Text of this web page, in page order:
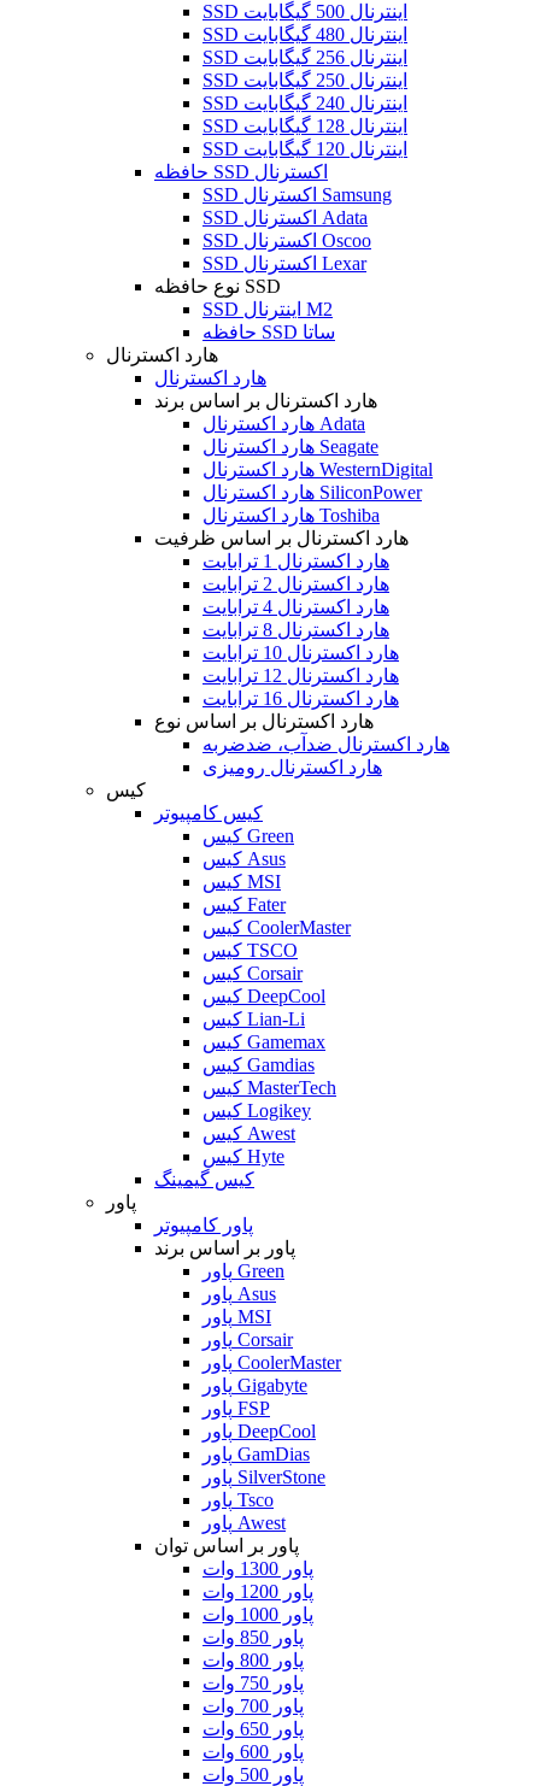
SSD اینترنال 500 گیگابایت
SSD اینترنال 480 گیگابایت
SSD اینترنال 256 گیگابایت
SSD اینترنال 250 گیگابایت
SSD اینترنال 240 گیگابایت
SSD اینترنال 128 گیگابایت
SSD اینترنال 120 گیگابایت
حافظه SSD اکسترنال
SSD اکسترنال Samsung
SSD اکسترنال Adata
SSD اکسترنال Oscoo
SSD اکسترنال Lexar
نوع حافظه SSD
SSD اینترنال M2
حافظه SSD ساتا
هارد اکسترنال
هارد اکسترنال
هارد اکسترنال بر اساس برند
هارد اکسترنال Adata
هارد اکسترنال Seagate
هارد اکسترنال WesternDigital
هارد اکسترنال SiliconPower
هارد اکسترنال Toshiba
هارد اکسترنال بر اساس ظرفیت
هارد اکسترنال 1 ترابایت
هارد اکسترنال 2 ترابایت
هارد اکسترنال 4 ترابایت
هارد اکسترنال 8 ترابایت
هارد اکسترنال 10 ترابایت
هارد اکسترنال 12 ترابایت
هارد اکسترنال 16 ترابایت
هارد اکسترنال بر اساس نوع
هارد اکسترنال ضدآب، ضدضربه
هارد اکسترنال رومیزی
کیس
کیس کامپیوتر
کیس Green
کیس Asus
کیس MSI
کیس Fater
کیس CoolerMaster
کیس TSCO
کیس Corsair
کیس DeepCool
کیس Lian-Li
کیس Gamemax
کیس Gamdias
کیس MasterTech
کیس Logikey
کیس Awest
کیس Hyte
کیس گیمینگ
پاور
پاور کامپیوتر
پاور بر اساس برند
پاور Green
پاور Asus
پاور MSI
پاور Corsair
پاور CoolerMaster
پاور Gigabyte
پاور FSP
پاور DeepCool
پاور GamDias
پاور SilverStone
پاور Tsco
پاور Awest
پاور بر اساس توان
پاور 1300 وات
پاور 1200 وات
پاور 1000 وات
پاور 850 وات
پاور 800 وات
پاور 750 وات
پاور 700 وات
پاور 650 وات
پاور 600 وات
پاور 500 وات